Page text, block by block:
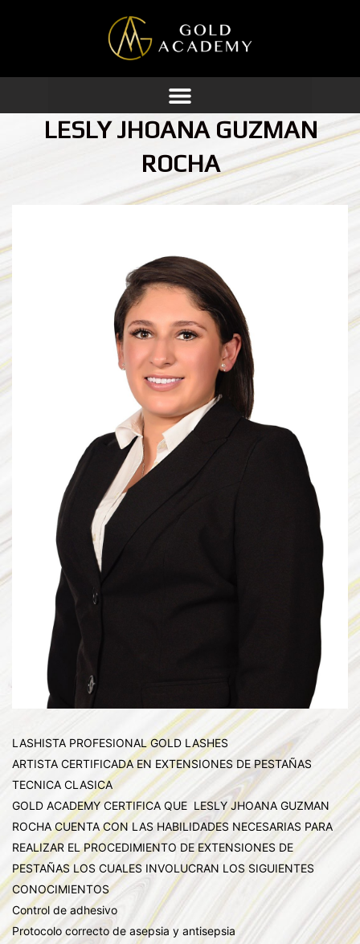
contenido
LESLY JHOANA GUZMAN
ROCHA
LASHISTA PROFESIONAL GOLD LASHES
ARTISTA CERTIFICADA EN EXTENSIONES DE PESTAÑAS
TECNICA CLASICA
GOLD ACADEMY CERTIFICA QUE LESLY JHOANA GUZMAN
ROCHA CUENTA CON LAS HABILIDADES NECESARIAS PARA
REALIZAR EL PROCEDIMIENTO DE EXTENSIONES DE
PESTAÑAS LOS CUALES INVOLUCRAN LOS SIGUIENTES
CONOCIMIENTOS
Control de adhesivo
Protocolo correcto de asepsia y antisepsia